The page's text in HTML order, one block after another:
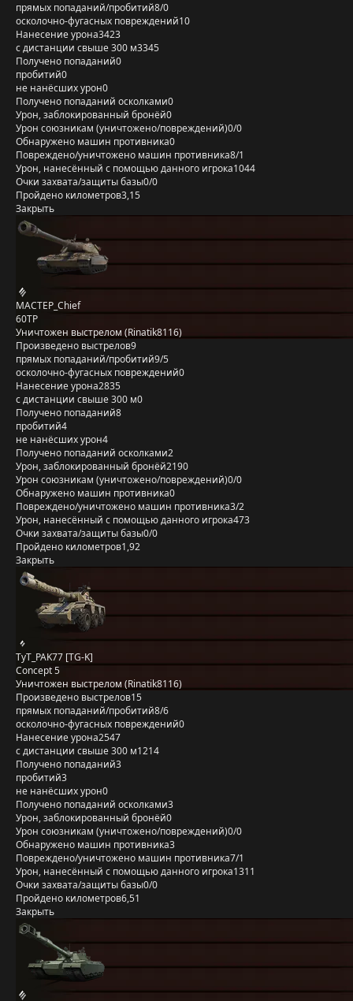
прямых попаданий/пробитий8/0
осколочно-фугасных повреждений10
Нанесение урона3423
с дистанции свыше 300 м3345
Получено попаданий0
пробитий0
не нанёсших урон0
Получено попаданий осколками0
Урон, заблокированный бронёй0
Урон союзникам (уничтожено/повреждений)0/0
Обнаружено машин противника0
Повреждено/уничтожено машин противника8/1
Урон, нанесённый с помощью данного игрока1044
Очки захвата/защиты базы0/0
Пройдено километров3,15
Закрыть
MACTEP_Chief
60TP
Уничтожен выстрелом (Rinatik8116)
Произведено выстрелов9
прямых попаданий/пробитий9/5
осколочно-фугасных повреждений0
Нанесение урона2835
с дистанции свыше 300 м0
Получено попаданий8
пробитий4
не нанёсших урон4
Получено попаданий осколками2
Урон, заблокированный бронёй2190
Урон союзникам (уничтожено/повреждений)0/0
Обнаружено машин противника0
Повреждено/уничтожено машин противника3/2
Урон, нанесённый с помощью данного игрока473
Очки захвата/защиты базы0/0
Пройдено километров1,92
Закрыть
TyT_PAK77 [TG-K]
Concept 5
Уничтожен выстрелом (Rinatik8116)
Произведено выстрелов15
прямых попаданий/пробитий8/6
осколочно-фугасных повреждений0
Нанесение урона2547
с дистанции свыше 300 м1214
Получено попаданий3
пробитий3
не нанёсших урон0
Получено попаданий осколками3
Урон, заблокированный бронёй0
Урон союзникам (уничтожено/повреждений)0/0
Обнаружено машин противника3
Повреждено/уничтожено машин противника7/1
Урон, нанесённый с помощью данного игрока1311
Очки захвата/защиты базы0/0
Пройдено километров6,51
Закрыть